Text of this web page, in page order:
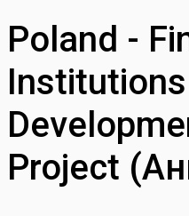
Poland -
Institutions
Project